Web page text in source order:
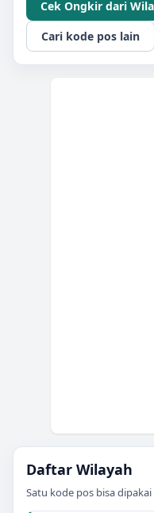
Cek Ongkir dari
Cari kode pos lain
Daftar Wilayah
Satu kode pos bisa